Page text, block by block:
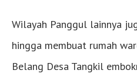
Wilayah Panggul lainnya
hingga membuat rumah
Belang Desa Tangkil